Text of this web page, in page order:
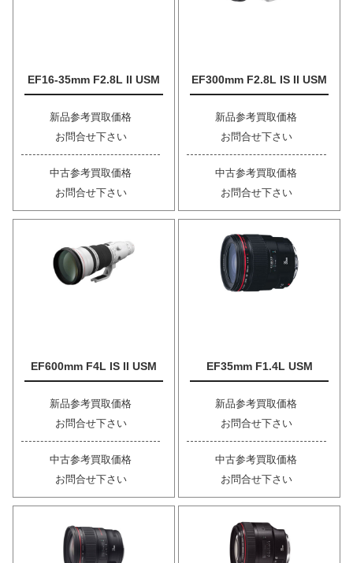
EF16-35mm F2.8L II USM
新品参考買取価格
お問合せ下さい
中古参考買取価格
お問合せ下さい
EF300mm F2.8L IS II USM
新品参考買取価格
お問合せ下さい
中古参考買取価格
お問合せ下さい
EF600mm F4L IS II USM
新品参考買取価格
お問合せ下さい
中古参考買取価格
お問合せ下さい
EF35mm F1.4L USM
新品参考買取価格
お問合せ下さい
中古参考買取価格
お問合せ下さい